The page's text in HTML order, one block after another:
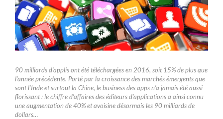
90 milliards d’applis ont été téléchargées en 2016, soit 15% de plus que
l’année précédente. Porté par la croissance des marchés émergents que
sont l’Inde et surtout la Chine, le business des apps n’a jamais été aussi
florissant : le chiffre d’affaires des éditeurs d’applications a ainsi connu
une augmentation de 40% et avoisine désormais les 90 milliards de
dollars…